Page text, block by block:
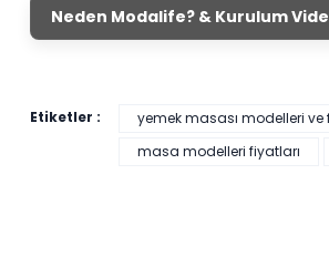
Neden Modalife? & Kurulum
Etiketler : yemek masası modelleri ve
masa modelleri fiyatları